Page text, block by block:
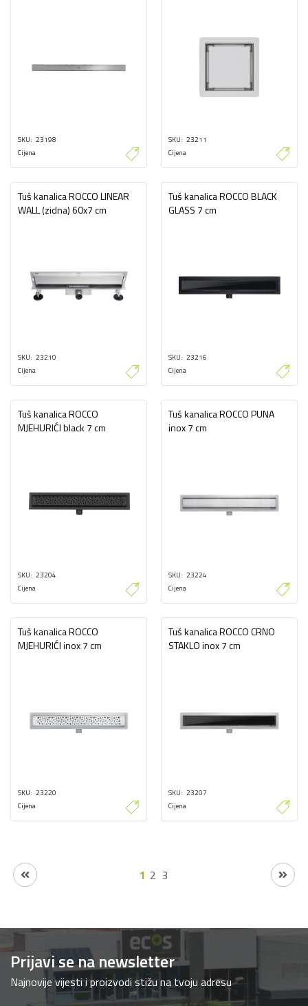
SKU 23198
Cijena
SKU 23211
Cijena
Tuš kanalica ROCCO LINEAR
WALL (zidna) 60x7 cm
SKU 23210
Cijena
Tuš kanalica ROCCO BLACK
GLASS 7 cm
SKU 23216
Cijena
Tuš kanalica ROCCO
MJEHURIĆI black 7 cm
SKU 23204
Cijena
Tuš kanalica ROCCO PUNA
inox 7 cm
SKU 23224
Cijena
Tuš kanalica ROCCO
MJEHURIĆI inox 7 cm
SKU 23220
Cijena
Tuš kanalica ROCCO CRNO
STAKLO inox 7 cm
SKU 23207
Cijena
1 2 3
Prijavi se na newsletter
Najnovije vijesti i proizvodi stižu na tvoju adresu